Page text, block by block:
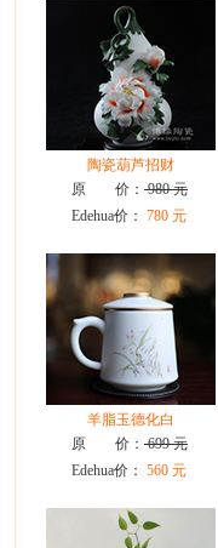
陶瓷葫芦招财
原 价： 980 元
Edehua价： 780 元
羊脂玉德化白
原 价： 699 元
Edehua价： 560 元